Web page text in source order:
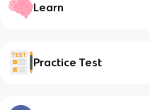
Learn
Practice Test